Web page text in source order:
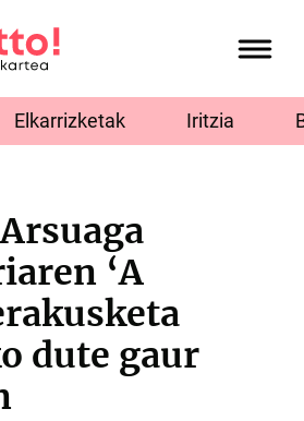
Elkarrizketak Iritzia
‘A
dute gaur